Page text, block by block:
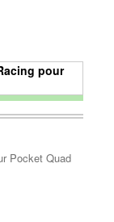
Pocket Quad